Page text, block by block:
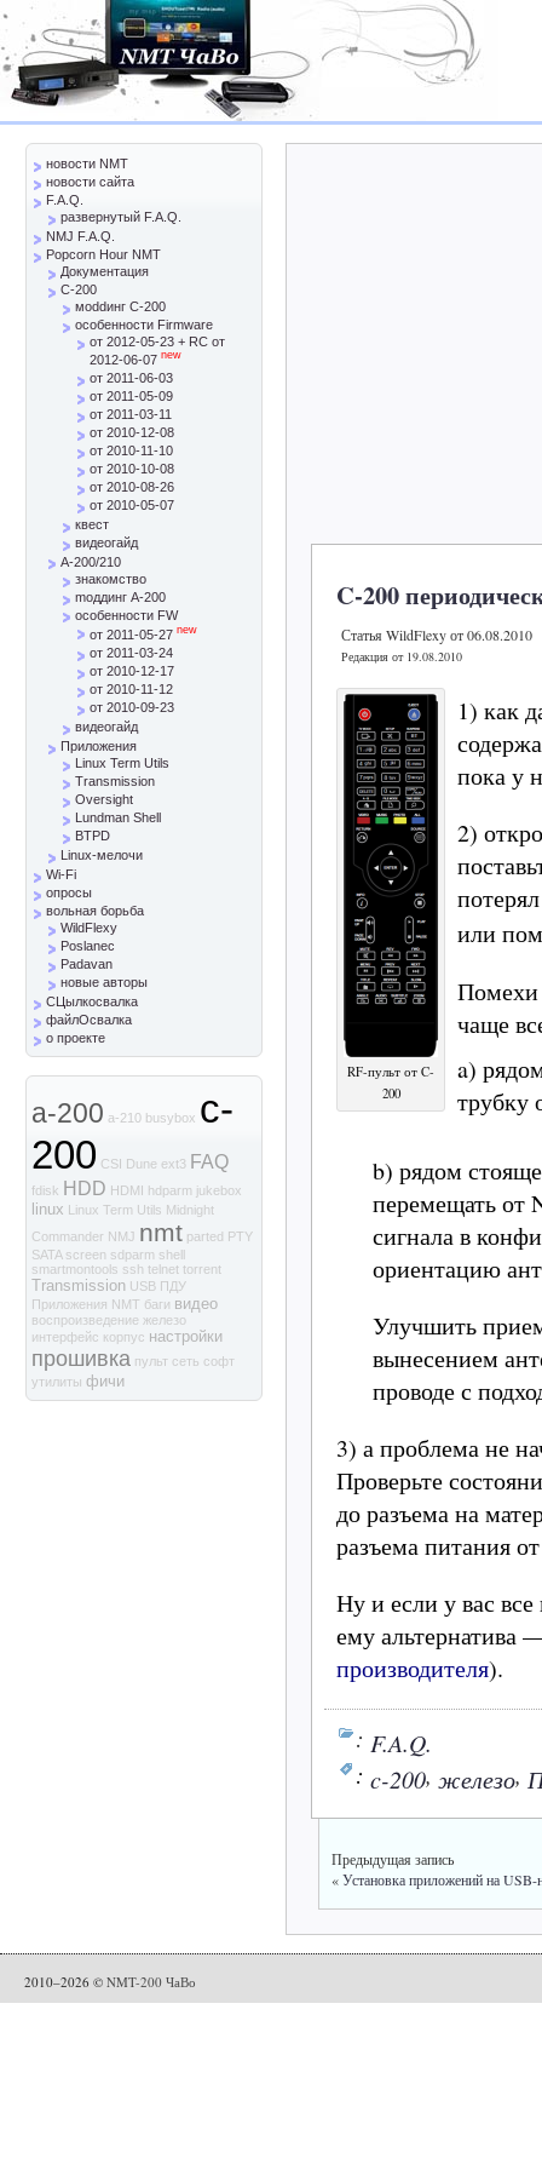
C-200
Статья WildFlexy от 06.08.2010
Редакция от 19.08.2010
RF-пульт от C-
200
1) как
пока у
2)
или
Помехи
чаще
a)
трубку
b) рядом
перемещать от
сигнала в
ориентацию
Улучшить
вынесением
проводе с
3) а проблема не
Проверьте
до разъема на
разъема питания
Ну и если у вас
ему
производителя).
: F.A.Q.
: c-200, железо,
Предыдущая запись
«Установка приложений на USB-
новости NMT
новости сайта
F.A.Q.
развернутый F.A.Q.
NMJ F.A.Q.
Popcorn Hour NMT
Документация
C-200
моddинг C-200
особенности Firmware
от 2012-05-23 + RC от
2012-06-07 new
от 2011-06-03
от 2011-05-09
от 2011-03-11
от 2010-12-08
от 2010-11-10
от 2010-10-08
от 2010-08-26
от 2010-05-07
квест
видеогайд
A-200/210
знакомство
mоддинг A-200
особенности FW
от 2011-05-27 new
от 2011-03-24
от 2010-12-17
от 2010-11-12
от 2010-09-23
видеогайд
Приложения
Linux Term Utils
Transmission
Oversight
Lundman Shell
BTPD
Linux-мелочи
Wi-Fi
опросы
вольная борьба
WildFlexy
Poslanec
Padavan
новые авторы
СЦылкосвалка
файлОсвалка
о проекте
a-200 a-210 busybox c-
200 CSI Dune ext3 FAQ
fdisk HDD HDMI hdparm jukebox
linux Linux Term Utils Midnight
Commander NMJ nmt parted PTY
SATA screen sdparm shell
smartmontools ssh telnet torrent
Transmission USB ПДУ
Приложения NMT баги видео
воспроизведение железо
интерфейс корпус настройки
прошивка пульт сеть софт
утилиты фичи
2010–2026 © NMT-200 ЧаВо